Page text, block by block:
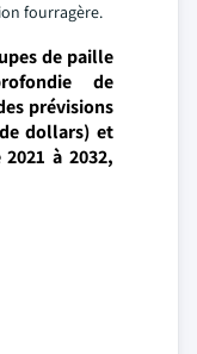
fourragère.
de paille
de
prévisions
dollars) et
à 2032,